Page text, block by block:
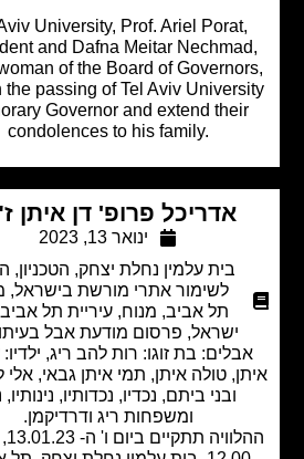
Tel Aviv University, Prof. Ariel Porat,
President and Dafna Meitar
Chairwoman of the Board of
mourn the passing of Tel Aviv
Honorary Governor and extend
condolences to his family.
אדריכל פרופ' דן איתן ז"ל
ינואר 13, 2023
בית עלמין נחלת יצחק,הטכניון,המועצה
לשימור אתרי מורשת בישראל,מוזיאון
תל אביב,מנוח,עיריית תל אביב,פרס
פרסום מודעת אבל בעיתון הארץ
בת זוגו: רות להב ריג, ילדיו: עמרי
טולה איתן, תמי איתן גבאי, אלי לב איתן
ובני ביתם, נכדיו, נכדותיו, נינותיו, נינו
ומשפחות ריג ודרדיקמן.
ההלוויה תתקיים ביום ו' ה- 13.01.23, בשעה